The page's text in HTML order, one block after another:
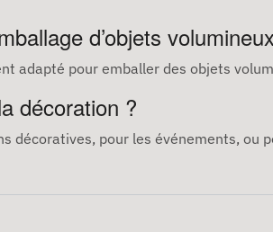
d’objets
adapté pour emballer des objets
décoration ?
décoratives, pour les événements, ou